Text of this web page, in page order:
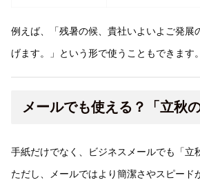
例えば、「残暑の候、貴社いよいよご発展
げます。」という形で使うこともできます。
メールでも使える？「立秋
手紙だけでなく、ビジネスメールでも「立
ただし、メールではより簡潔さやスピード